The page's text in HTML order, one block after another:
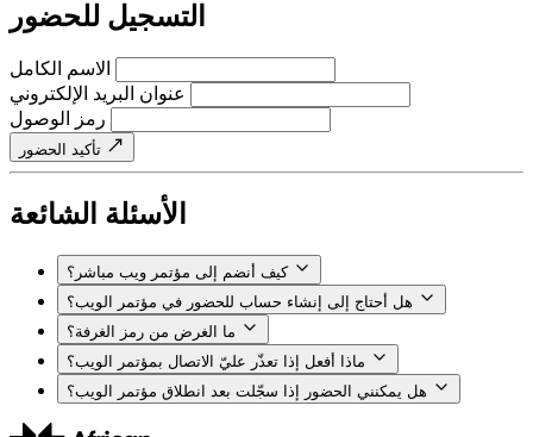
التسجيل للحضور
الاسم الكامل
عنوان البريد الإلكتروني
رمز الوصول
تأكيد الحضور
الأسئلة الشائعة
كيف أنضم إلى مؤتمر ويب مباشر؟
هل أحتاج إلى إنشاء حساب للحضور في مؤتمر الويب؟
ما الغرض من رمز الغرفة؟
ماذا أفعل إذا تعذّر عليّ الاتصال بمؤتمر الويب؟
هل يمكنني الحضور إذا سجّلت بعد انطلاق مؤتمر الويب؟